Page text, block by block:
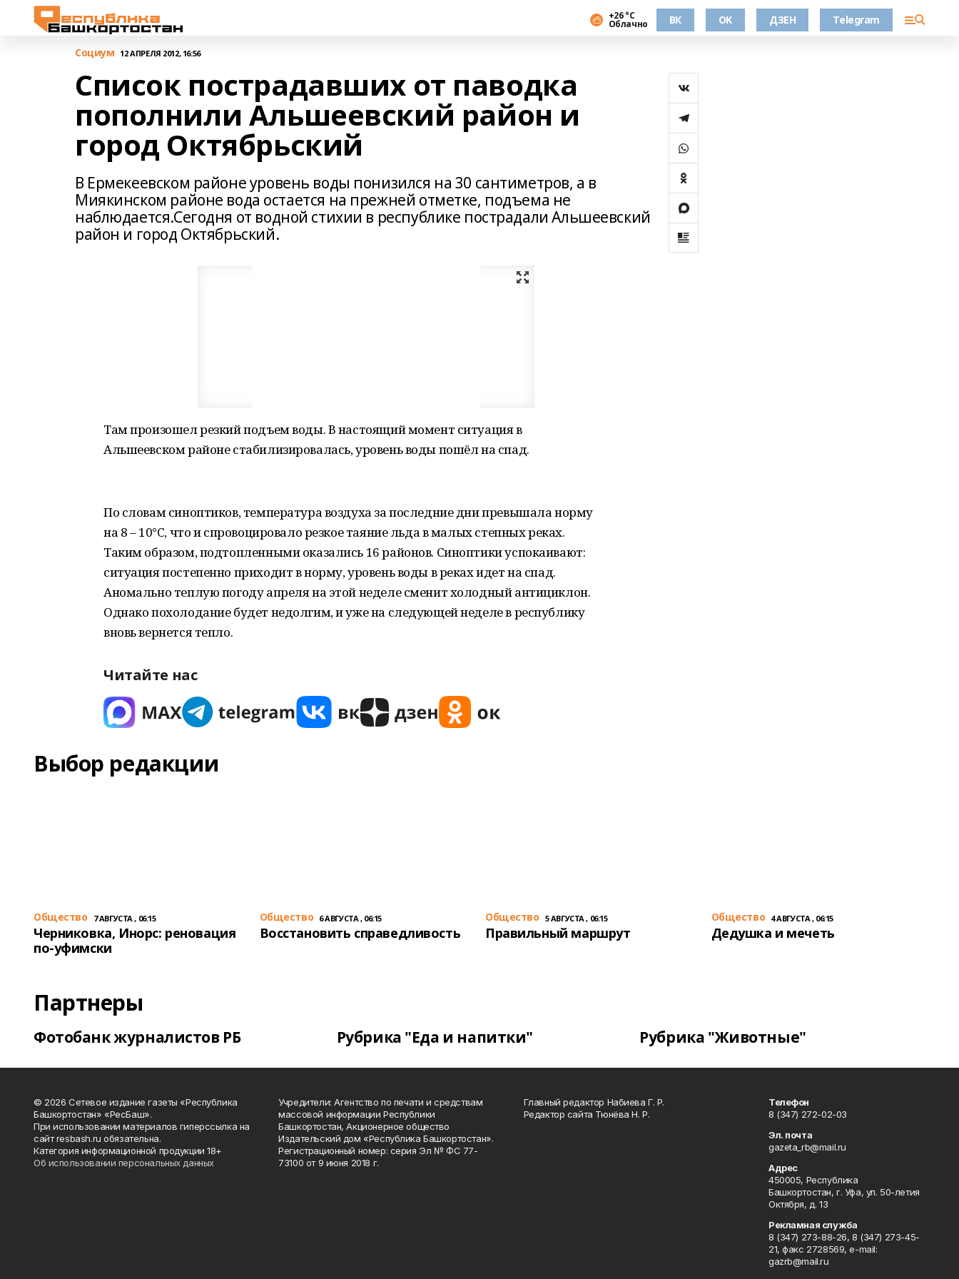
+26 °С
Облачно ВК OK ДЗЕН Telegram
Cоциум 12 АПРЕЛЯ 2012, 16:56
Список пострадавших от паводка
пополнили Альшеевский район и
город Октябрьский
В Ермекеевском районе уровень воды понизился на 30 сантиметров, а в
Миякинском районе вода остается на прежней отметке, подъема не
наблюдается.Сегодня от водной стихии в республике пострадали Альшеевский
район и город Октябрьский.
Там произошел резкий подъем воды. В настоящий момент ситуация в
Альшеевском районе стабилизировалась, уровень воды пошёл на спад.
По словам синоптиков, температура воздуха за последние дни превышала норму
на 8 – 10°C, что и спровоцировало резкое таяние льда в малых степных реках.
Таким образом, подтопленными оказались 16 районов. Синоптики успокаивают:
ситуация постепенно приходит в норму, уровень воды в реках идет на спад.
Аномально теплую погоду апреля на этой неделе сменит холодный антициклон.
Однако похолодание будет недолгим, и уже на следующей неделе в республику
вновь вернется тепло.
Читайте нас
Выбор редакции
Общество 7 АВГУСТА , 06:15
Черниковка, Инорс: реновация
по-уфимски
Общество 6 АВГУСТА , 06:15
Восстановить справедливость
Общество 5 АВГУСТА , 06:15
Правильный маршрут
Общество 4 АВГУСТА , 06:15
Дедушка и мечеть
Партнеры
Фотобанк журналистов РБ Рубрика "Еда и напитки" Рубрика "Животные"
© 2026 Сетевое издание газеты «Республика
Башкортостан» «РесБаш».
При использовании материалов гиперссылка на
сайт resbash.ru обязательна.
Категория информационной продукции 18+
Об использовании персональных данных
Учредители: Агентство по печати и средствам
массовой информации Республики
Башкортостан, Акционерное общество
Издательский дом «Республика Башкортостан».
Регистрационный номер: серия Эл № ФС 77-
73100 от 9 июня 2018 г.
Главный редактор Набиева Г. Р.
Редактор сайта Тюнёва Н. Р.
Телефон
8 (347) 272-02-03
Эл. почта
gazeta_rb@mail.ru
Адрес
450005, Республика
Башкортостан, г. Уфа, ул. 50-летия
Октября, д. 13
Рекламная служба
8 (347) 273-88-26, 8 (347) 273-45-
21, факс 2728569, e-mail:
gazrb@mail.ru